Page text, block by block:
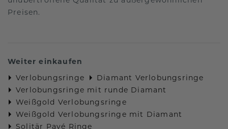
Preisen.
Weiter einkaufen
Verlobungsringe
Diamant Verlobungsringe
Verlobungsringe mit runde Diamant
Weißgold Verlobungsringe
Weißgold Verlobungsringe mit Diamant
Solitär Pavé Ringe